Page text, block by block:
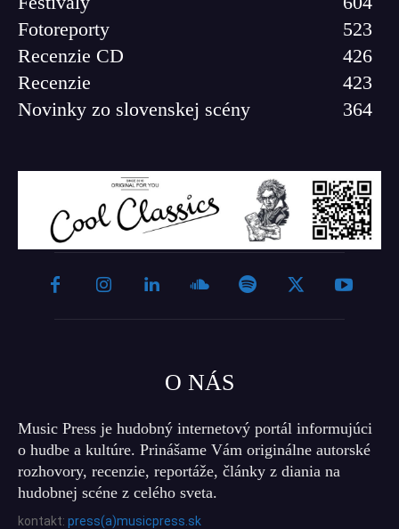
Fotoreporty
523
Recenzie CD
426
Recenzie
423
Novinky zo slovenskej scény
364
O NÁS
Music Press je hudobný internetový portál informujúci
o hudbe a kultúre. Prinášame Vám originálne autorské
rozhovory, recenzie, reportáže, články z diania na
hudobnej scéne z celého sveta.
kontakt: press(a)musicpress.sk